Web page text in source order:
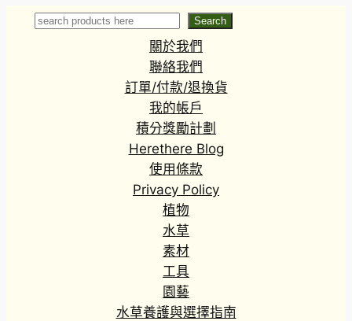
Search Search
關於我們
聯絡我們
訂單/付款/退換貨
我的帳戶
積分獎勵計劃
Herethere Blog
使用條款
Privacy Policy
植物
水草
素材
工具
園藝
水草養護與選擇指南